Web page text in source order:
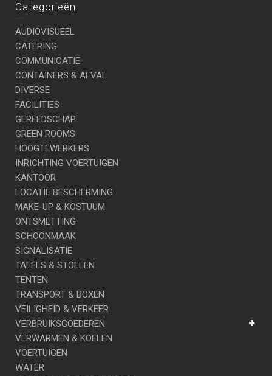
Categorieën
AUDIOVISUEEL
CATERING
COMMUNICATIE
CONTAINERS & AFVAL
DIVERSE
FACILITIES
GEREEDSCHAP
GREEN ROOMS
HOOGTEWERKERS
INRICHTING VOERTUIGEN
KANTOOR
LOCATIE BESCHERMING
MAKE-UP & KOSTUUM
ONTSMETTING
SCHOONMAAK
SIGNALISATIE
TAFELS & STOELEN
TENTEN
TRANSPORT & BOXEN
VEILIGHEID & VERKEER
VERBRUIKSGOEDEREN
VERWARMEN & KOELEN
VOERTUIGEN
WATER